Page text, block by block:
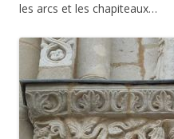
les arcs et les chapiteaux…